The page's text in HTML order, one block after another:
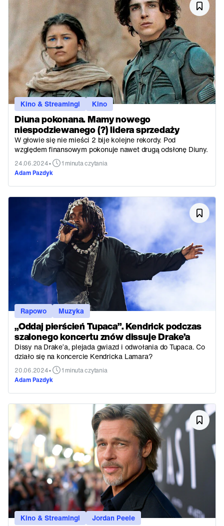
Diuna pokonana. Mamy nowego
niespodziewanego (?) lidera sprzedaży
W głowie się nie mieści 2 bije kolejne rekordy. Pod
względem finansowym pokonuje nawet drugą odsłonę Diuny.
24.06.2024•
1 minuta czytania
Adam Pazdyk
Kino & Streamingi Kino
„Oddaj pierścień Tupaca”. Kendrick podczas
szalonego koncertu znów dissuje Drake’a
Dissy na Drake’a, plejada gwiazd i odwołania do Tupaca. Co
działo się na koncercie Kendricka Lamara?
20.06.2024•
1 minuta czytania
Adam Pazdyk
Rapowo Muzyka
Kino & Streamingi Jordan Peele